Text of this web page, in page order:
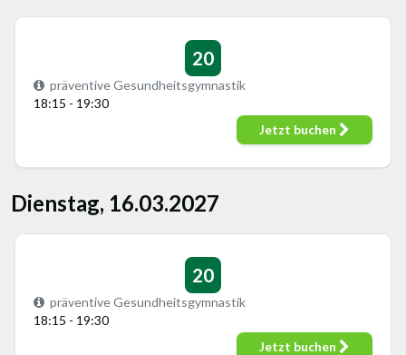
20
präventive Gesundheitsgymnastik
18:15 - 19:30
Jetzt buchen
Dienstag, 16.03.2027
20
präventive Gesundheitsgymnastik
18:15 - 19:30
Jetzt buchen